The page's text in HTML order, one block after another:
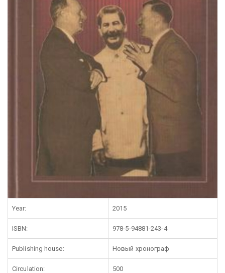
Year: 2015
ISBN: 978-5-94881-243-4
Publishing house: Новый хронограф
Circulation: 500